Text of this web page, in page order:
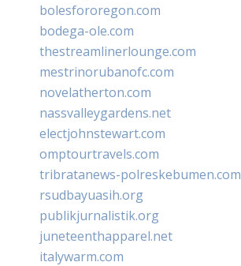
bolesfororegon.com
bodega-ole.com
thestreamlinerlounge.com
mestrinorubanofc.com
novelatherton.com
nassvalleygardens.net
electjohnstewart.com
omptourtravels.com
tribratanews-polreskebumen.com
rsudbayuasih.org
publikjurnalistik.org
juneteenthapparel.net
italywarm.com